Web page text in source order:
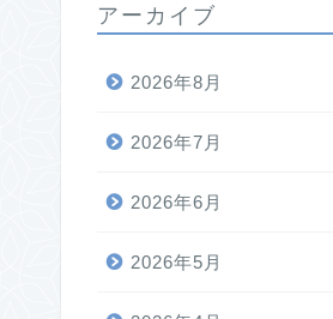
アーカイブ
2026年8月
2026年7月
2026年6月
2026年5月